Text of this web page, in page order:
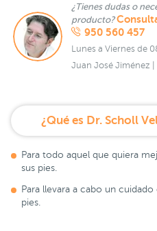
¿Tienes dudas o
producto?
950 560 457
Lunes a Viernes de
Juan José Jiménez
Para todo aquel que quiera
sus pies.
Para llevara a cabo un
pies.